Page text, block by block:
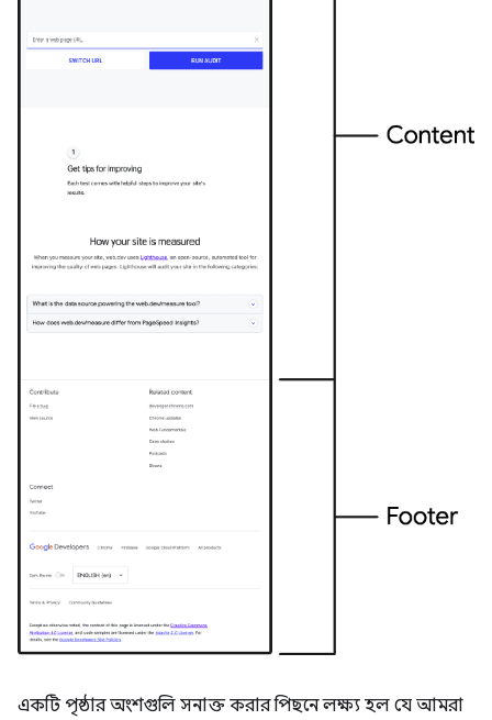
একটি পৃষ্ঠার অংশগুলি সনাক্ত করার পিছনে লক্ষ্য হল যে আমরা